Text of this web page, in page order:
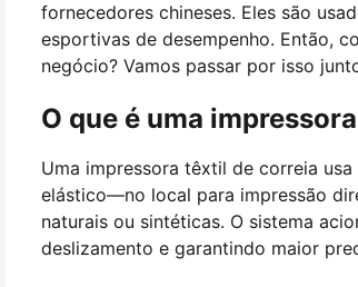
fornecedores chineses. Eles são
esportivas de desempenho. Então,
negócio? Vamos passar por isso
O que é uma
Uma impressora têxtil de correia
elástico—no local para impressão
naturais ou sintéticas. O sistema
deslizamento e garantindo maior